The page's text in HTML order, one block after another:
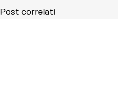
Post correlati